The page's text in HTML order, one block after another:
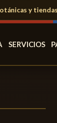
y tiendas
SERVICIOS